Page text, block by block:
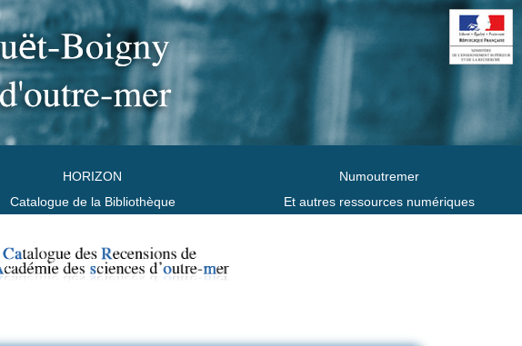
HORIZON
Catalogue de la Bibliothèque
Numoutremer
Et autres ressources numériques